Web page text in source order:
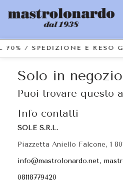
/ SPEDIZIONE E RESO
Solo in negozio
Puoi trovare questo
Info contatti
SOLE S.R.L.
Piazzetta Aniello Falcone, 1
info@mastrolonardo.net,
08118779420